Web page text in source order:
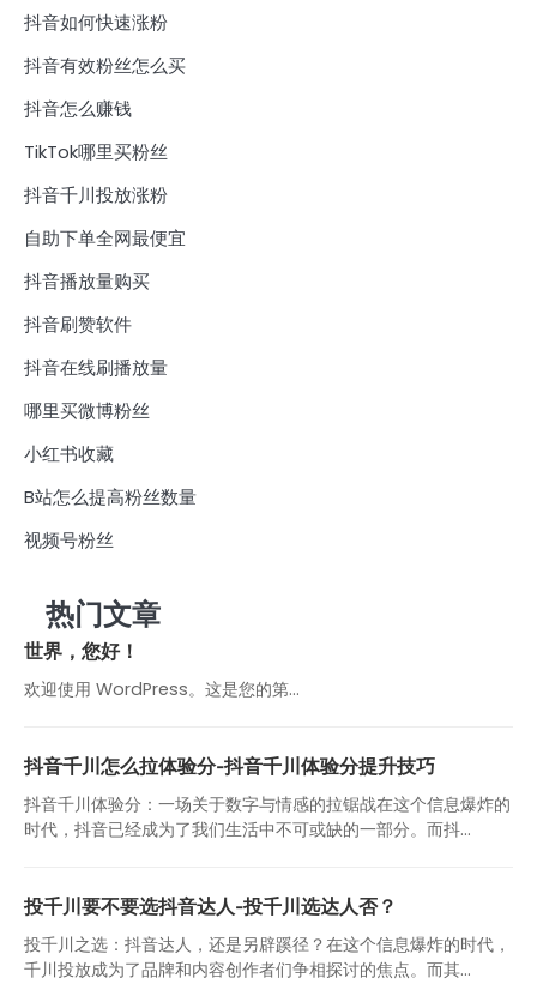
抖音如何快速涨粉
抖音有效粉丝怎么买
抖音怎么赚钱
TikTok哪里买粉丝
抖音千川投放涨粉
自助下单全网最便宜
抖音播放量购买
抖音刷赞软件
抖音在线刷播放量
哪里买微博粉丝
小红书收藏
B站怎么提高粉丝数量
视频号粉丝
热门文章
世界，您好！
欢迎使用 WordPress。这是您的第…
抖音千川怎么拉体验分-抖音千川体验分提升技巧
抖音千川体验分：一场关于数字与情感的拉锯战在这个信息爆炸的
时代，抖音已经成为了我们生活中不可或缺的一部分。而抖...
投千川要不要选抖音达人-投千川选达人否？
投千川之选：抖音达人，还是另辟蹊径？在这个信息爆炸的时代，
千川投放成为了品牌和内容创作者们争相探讨的焦点。而其...